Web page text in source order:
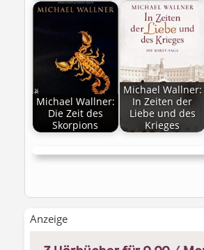
Michael Wallner:
Die Zeit des
Skorpions
Michael Wallner:
In Zeiten der
Liebe und des
Krieges
Anzeige